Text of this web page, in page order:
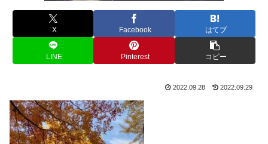
X Facebook はてブ
LINE Pinterest コピー
2022.09.28 2022.09.29